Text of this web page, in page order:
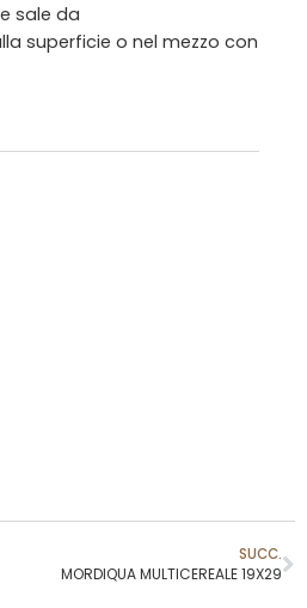
sale da
superficie o nel mezzo con
SUCC.
MORDIQUA MULTICEREALE 19X29